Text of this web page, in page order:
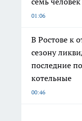
01:06
В Ростове к
сезону
последние
котельные
00:46